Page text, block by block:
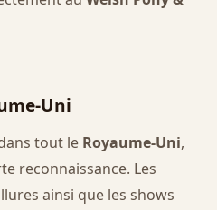
Uni
tout le Royaume-Uni,
reconnaissance. Les
ainsi que les shows